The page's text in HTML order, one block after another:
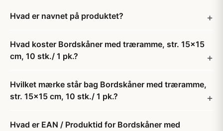
Hvad er navnet på produktet?
Hvad koster Bordskåner med træramme, str. 15x15
cm, 10 stk./ 1 pk.?
Hvilket mærke står bag Bordskåner med træramme,
str. 15x15 cm, 10 stk./ 1 pk.?
Hvad er EAN / Produktid for Bordskåner med